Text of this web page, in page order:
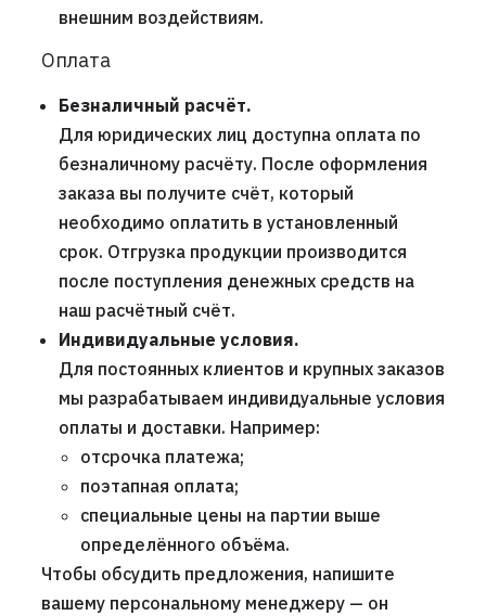
внешним воздействиям.
Оплата
Безналичный расчёт.
Для юридических лиц доступна оплата по
безналичному расчёту. После оформления
заказа вы получите счёт, который
необходимо оплатить в установленный
срок. Отгрузка продукции производится
после поступления денежных средств на
наш расчётный счёт.
Индивидуальные условия.
Для постоянных клиентов и крупных заказов
мы разрабатываем индивидуальные условия
оплаты и доставки. Например:
отсрочка платежа;
поэтапная оплата;
специальные цены на партии выше
определённого объёма.
Чтобы обсудить предложения, напишите
вашему персональному менеджеру — он